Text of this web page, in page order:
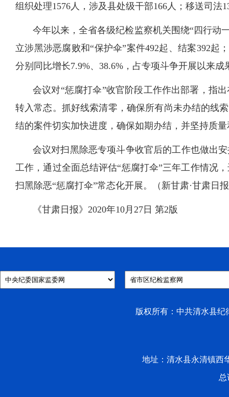
组织处理1576人，涉及县处级干部166人；移送司法
今年以来，全省各级纪检监察机关围绕“四行动
立涉黑涉恶腐败和“保护伞”案件492起、结案392起
分别同比增长7.9%、38.6%，占专项斗争开展以来成
会议对“惩腐打伞”收官阶段工作作出部署，指
转入常态。抓好线索清零，确保所有尚未办结的线
结的案件切实加快进度，确保如期办结，并坚持质
会议对扫黑除恶专项斗争收官后的工作也做出
工作，通过全面总结评估“惩腐打伞”三年工作情况
扫黑除恶“惩腐打伞”常态化开展。（新甘肃·甘肃日
《甘肃日报》2020年10月27日 第2版
版权所有：中共清水县纪
地址：清水县永清镇西
总